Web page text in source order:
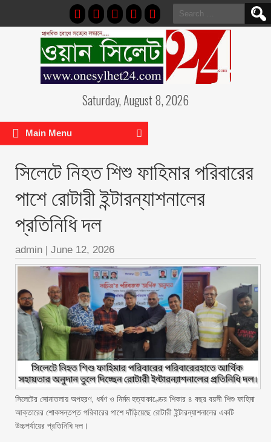
Search
for:
Saturday, August 8, 2026
Main Menu
সিলেটে নিহত শিশু ফাহিমার পরিবারের
পাশে রোটারী ইন্টারন্যাশনালের
প্রতিনিধি দল
admin | June 12, 2026
‎সিলেটের সোনাতলায় অপহরণ, ধর্ষণ ও নির্মম হত্যাকাণ্ডের শিকার ৪ বছর বয়সী শিশু ফাহিমা
আক্তারের শোকসন্তপ্ত পরিবারের পাশে দাঁড়িয়েছে রোটারী ইন্টারন্যাশনালের একটি
উচ্চপর্যায়ের প্রতিনিধি দল।